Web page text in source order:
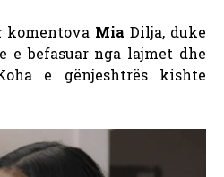
komentova Mia Dilja, duke
e befasuar nga lajmet dhe
e gënjeshtrës kishte